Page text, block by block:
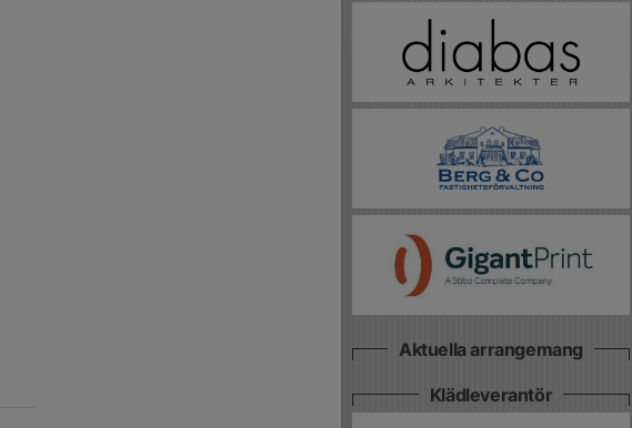
Aktuella arrangemang
Klädleverantör